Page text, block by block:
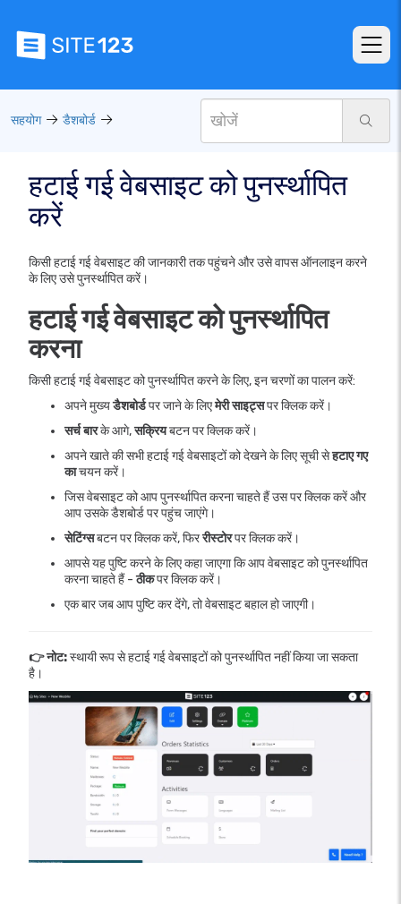
सहयोग डैशबोर्ड
हटाई गई वेबसाइट को पुनर्स्थापित
करें
किसी हटाई गई वेबसाइट की जानकारी तक पहुंचने और उसे वापस ऑनलाइन करने
के लिए उसे पुनर्स्थापित करें।
हटाई गई वेबसाइट को पुनर्स्थापित
करना
किसी हटाई गई वेबसाइट को पुनर्स्थापित करने के लिए, इन चरणों का पालन करें:
अपने मुख्यडैशबोर्डपर जाने के लिएमेरी साइट्सपर क्लिक करें।
सर्च बारके आगे,सक्रियबटन पर क्लिक करें।
अपने खाते की सभी हटाई गई वेबसाइटों को देखने के लिए सूची सेहटाए गए
काचयन करें।
जिस वेबसाइट को आप पुनर्स्थापित करना चाहते हैं उस पर क्लिक करें और
आप उसके डैशबोर्ड पर पहुंच जाएंगे।
सेटिंग्सबटन पर क्लिक करें, फिररीस्टोरपर क्लिक करें।
आपसे यह पुष्टि करने के लिए कहा जाएगा कि आप वेबसाइट को पुनर्स्थापित
करना चाहते हैं -ठीकपर क्लिक करें।
एक बार जब आप पुष्टि कर देंगे, तो वेबसाइट बहाल हो जाएगी।
👉 नोट:स्थायी रूप से हटाई गई वेबसाइटों को पुनर्स्थापित नहीं किया जा सकता
है।